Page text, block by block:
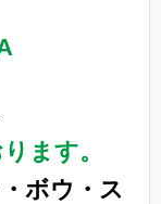
ます。
ボウ・ス